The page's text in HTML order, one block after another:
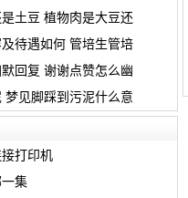
土豆 植物肉是大豆还
待遇如何 管培生管培
回复 谢谢点赞怎么幽
梦见脚踩到污泥什么意
打印机
集